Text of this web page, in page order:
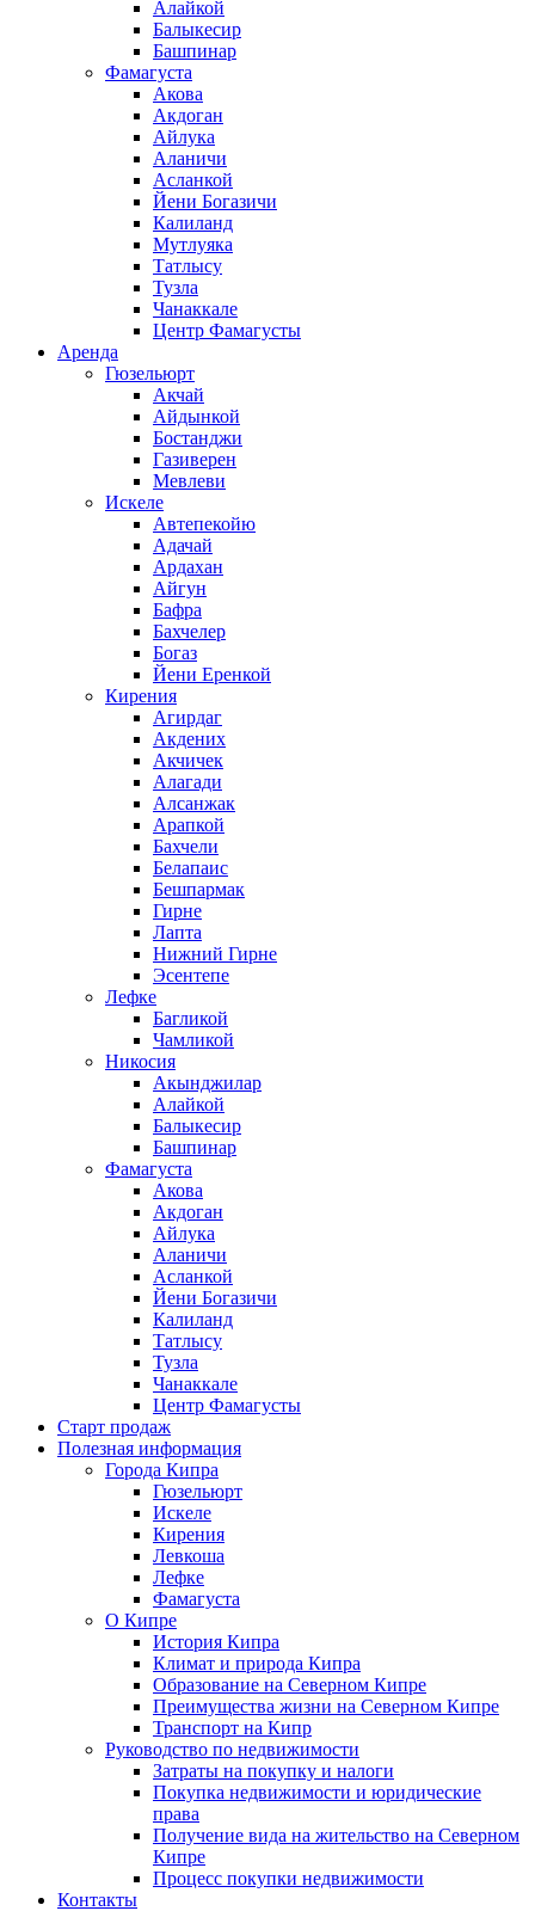
Алайкой
Балыкесир
Башпинар
Фамагуста
Акова
Акдоган
Айлука
Аланичи
Асланкой
Йени Богазичи
Калиланд
Мутлуяка
Татлысу
Тузла
Чанаккале
Центр Фамагусты
Аренда
Гюзельюрт
Акчай
Айдынкой
Бостанджи
Газиверен
Мевлеви
Искеле
Автепекойю
Адачай
Ардахан
Айгун
Бафра
Бахчелер
Богаз
Йени Еренкой
Кирения
Агирдаг
Акдених
Акчичек
Алагади
Алсанжак
Арапкой
Бахчели
Белапаис
Бешпармак
Гирне
Лапта
Нижний Гирне
Эсентепе
Лефке
Багликой
Чамликой
Никосия
Акынджилар
Алайкой
Балыкесир
Башпинар
Фамагуста
Акова
Акдоган
Айлука
Аланичи
Асланкой
Йени Богазичи
Калиланд
Татлысу
Тузла
Чанаккале
Центр Фамагусты
Старт продаж
Полезная информация
Города Кипра
Гюзельюрт
Искеле
Кирения
Левкоша
Лефке
Фамагуста
О Кипре
История Кипра
Климат и природа Кипра
Образование на Северном Кипре
Преимущества жизни на Северном Кипре
Транспорт на Кипр
Руководство по недвижимости
Затраты на покупку и налоги
Покупка недвижимости и юридические
права
Получение вида на жительство на Северном
Кипре
Процесс покупки недвижимости
Контакты